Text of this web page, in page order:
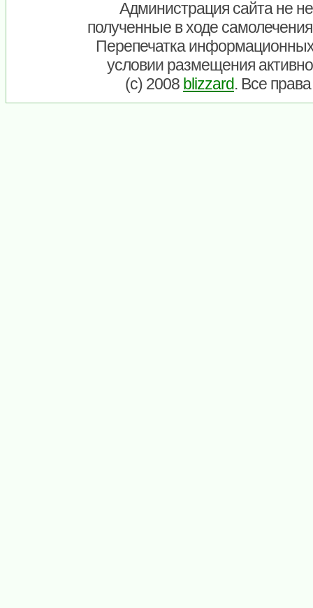
Администрация сайта не
полученные в ходе
Перепечатка
условии размещения
(c) 2008 blizzard. Все